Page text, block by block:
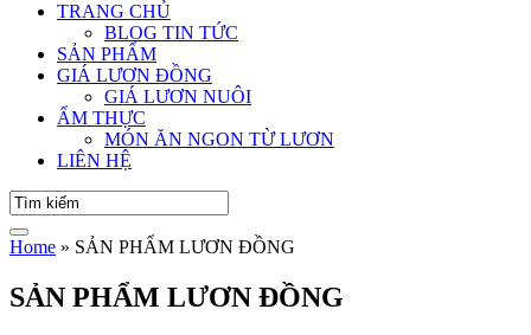
TRANG CHỦ
BLOG TIN TỨC
SẢN PHẨM
GIÁ LƯƠN ĐỒNG
GIÁ LƯƠN NUÔI
ẨM THỰC
MÓN ĂN NGON TỪ LƯƠN
LIÊN HỆ
Home » SẢN PHẨM LƯƠN ĐỒNG
SẢN PHẨM LƯƠN ĐỒNG